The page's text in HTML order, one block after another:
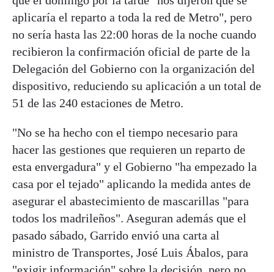
aplicaría el reparto a toda la red de Metro", pero
no sería hasta las 22:00 horas de la noche cuando
recibieron la confirmación oficial de parte de la
Delegación del Gobierno con la organización del
dispositivo, reduciendo su aplicación a un total de
51 de las 240 estaciones de Metro.
"No se ha hecho con el tiempo necesario para
hacer las gestiones que requieren un reparto de
esta envergadura" y el Gobierno "ha empezado la
casa por el tejado" aplicando la medida antes de
asegurar el abastecimiento de mascarillas "para
todos los madrileños". Aseguran además que el
pasado sábado, Garrido envió una carta al
ministro de Transportes, José Luis Ábalos, para